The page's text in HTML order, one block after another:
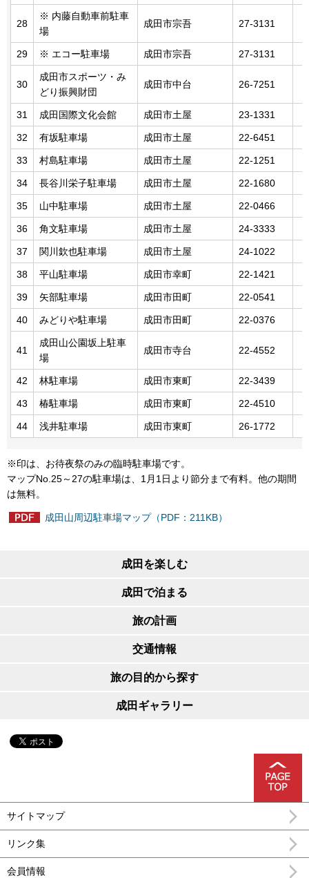
28
※ 内藤自動車前駐車
場
成田市宗吾 27-3131
29 ※ エコー駐車場 成田市宗吾 27-3131
30
成田市スポーツ・み
どり振興財団
成田市中台 26-7251
31 成田国際文化会館 成田市土屋 23-1331
32 有坂駐車場 成田市土屋 22-6451
33 村島駐車場 成田市土屋 22-1251
34 長谷川栄子駐車場 成田市土屋 22-1680
35 山中駐車場 成田市土屋 22-0466
36 角文駐車場 成田市土屋 24-3333
37 関川欽也駐車場 成田市土屋 24-1022
38 平山駐車場 成田市幸町 22-1421
39 矢部駐車場 成田市田町 22-0541
40 みどりや駐車場 成田市田町 22-0376
41
成田山公園坂上駐車
場
成田市寺台 22-4552
42 林駐車場 成田市東町 22-3439
43 椿駐車場 成田市東町 22-4510
44 浅井駐車場 成田市東町 26-1772
※印は、お待夜祭のみの臨時駐車場です。
マップNo.25～27の駐車場は、1月1日より節分まで有料。他の期間
は無料。
成田山周辺駐車場マップ（PDF：211KB）
成田を楽しむ
成田で泊まる
旅の計画
交通情報
旅の目的から探す
成田ギャラリー
サイトマップ
リンク集
会員情報